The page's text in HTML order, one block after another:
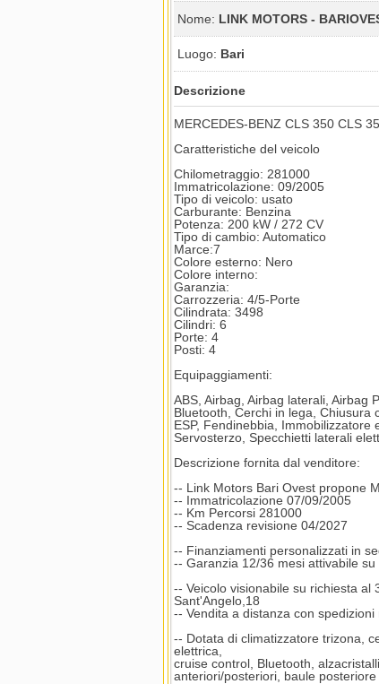
Nome: LINK MOTORS -
Luogo: Bari
Descrizione
MERCEDES-BENZ CLS 350 CLS
Caratteristiche del veicolo
Chilometraggio: 281000
Immatricolazione: 09/2005
Tipo di veicolo: usato
Carburante: Benzina
Potenza: 200 kW / 272 CV
Tipo di cambio: Automatico
Marce:7
Colore esterno: Nero
Colore interno:
Garanzia:
Carrozzeria: 4/5-Porte
Cilindrata: 3498
Cilindri: 6
Porte: 4
Posti: 4
Equipaggiamenti:
ABS, Airbag, Airbag laterali, Airbag
Bluetooth, Cerchi in lega, Chiusura
ESP, Fendinebbia, Immobilizzatore
Servosterzo, Specchietti laterali
Descrizione fornita dal venditore:
-- Link Motors Bari Ovest propone
-- Immatricolazione 07/09/2005
-- Km Percorsi 281000
-- Scadenza revisione 04/2027
-- Finanziamenti personalizzati in
-- Garanzia 12/36 mesi attivabile su
-- Veicolo visionabile su richiesta al
Sant'Angelo,18
-- Vendita a distanza con
-- Dotata di climatizzatore trizona,
elettrica,
cruise control, Bluetooth,
anteriori/posteriori, baule